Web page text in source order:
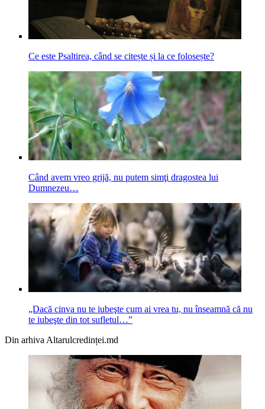
Ce este Psaltirea, când se citește și la ce folosește?
Când avem vreo grijă, nu putem simţi dragostea lui
Dumnezeu…
„Dacă cinva nu te iubeşte cum ai vrea tu, nu înseamnă că nu
te iubeşte din tot sufletul…”
Din arhiva Altarulcredinței.md